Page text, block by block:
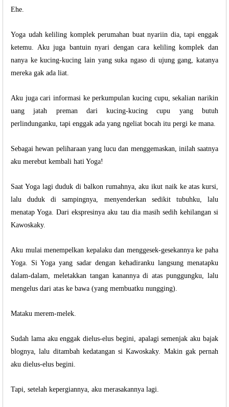
Ehe.
Yoga udah keliling komplek perumahan buat nyariin dia, tapi enggak
ketemu. Aku juga bantuin nyari dengan cara keliling komplek dan
nanya ke kucing-kucing lain yang suka ngaso di ujung gang, katanya
mereka gak ada liat.
Aku juga cari informasi ke perkumpulan kucing cupu, sekalian narikin
uang jatah preman dari kucing-kucing cupu yang butuh
perlindunganku, tapi enggak ada yang ngeliat bocah itu pergi ke mana.
Sebagai hewan peliharaan yang lucu dan menggemaskan, inilah saatnya
aku merebut kembali hati Yoga!
Saat Yoga lagi duduk di balkon rumahnya, aku ikut naik ke atas kursi,
lalu duduk di sampingnya, menyenderkan sedikit tubuhku, lalu
menatap Yoga. Dari ekspresinya aku tau dia masih sedih kehilangan si
Kawoskaky.
Aku mulai menempelkan kepalaku dan menggesek-gesekannya ke paha
Yoga. Si Yoga yang sadar dengan kehadiranku langsung menatapku
dalam-dalam, meletakkan tangan kanannya di atas punggungku, lalu
mengelus dari atas ke bawa (yang membuatku nungging).
Mataku merem-melek.
Sudah lama aku enggak dielus-elus begini, apalagi semenjak aku bajak
blognya, lalu ditambah kedatangan si Kawoskaky. Makin gak pernah
aku dielus-elus begini.
Tapi, setelah kepergiannya, aku merasakannya lagi.